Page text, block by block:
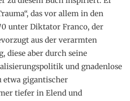
das vor allem in den
unter Diktator Franco, der
aus der verarmten
diese aber durch seine
und gnadenlose
etwa gigantischer
tiefer in Elend und